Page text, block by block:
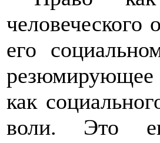
его
резюмирующее
как
воли. Это